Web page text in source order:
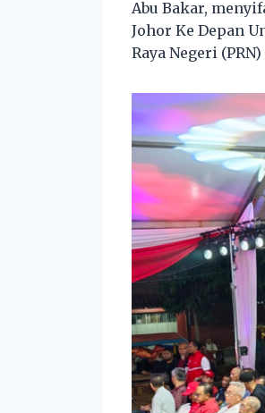
Abu Bakar,
Johor Ke Depan
Raya Negeri